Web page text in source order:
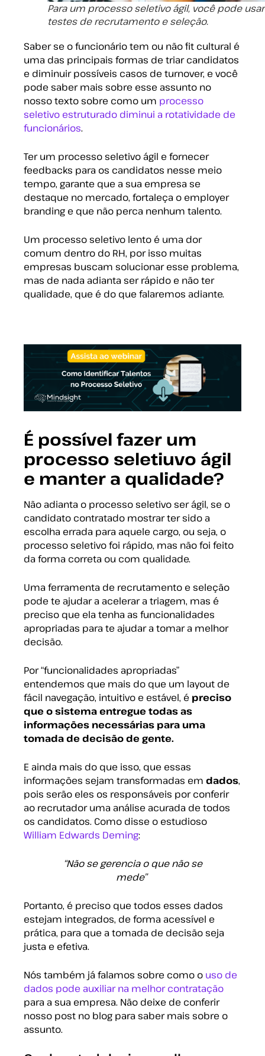
Para um processo seletivo ágil, você pode usar
testes de recrutamento e seleção.
Saber se o funcionário tem ou não fit cultural é
uma das principais formas de triar candidatos
e diminuir possíveis casos de turnover, e você
pode saber mais sobre esse assunto no
nosso texto sobre como um processo
seletivo estruturado diminui a rotatividade de
funcionários.
Ter um processo seletivo ágil e fornecer
feedbacks para os candidatos nesse meio
tempo, garante que a sua empresa se
destaque no mercado, fortaleça o employer
branding e que não perca nenhum talento.
Um processo seletivo lento é uma dor
comum dentro do RH, por isso muitas
empresas buscam solucionar esse problema,
mas de nada adianta ser rápido e não ter
qualidade, que é do que falaremos adiante.
É possível fazer um
processo seletiuvo ágil
e manter a qualidade?
Não adianta o processo seletivo ser ágil, se o
candidato contratado mostrar ter sido a
escolha errada para aquele cargo, ou seja, o
processo seletivo foi rápido, mas não foi feito
da forma correta ou com qualidade.
Uma ferramenta de recrutamento e seleção
pode te ajudar a acelerar a triagem, mas é
preciso que ela tenha as funcionalidades
apropriadas para te ajudar a tomar a melhor
decisão.
Por “funcionalidades apropriadas”
entendemos que mais do que um layout de
fácil navegação, intuitivo e estável, é preciso
que o sistema entregue todas as
informações necessárias para uma
tomada de decisão de gente.
E ainda mais do que isso, que essas
informações sejam transformadas em dados,
pois serão eles os responsáveis por conferir
ao recrutador uma análise acurada de todos
os candidatos. Como disse o estudioso
William Edwards Deming:
“Não se gerencia o que não se
mede”
Portanto, é preciso que todos esses dados
estejam integrados, de forma acessível e
prática, para que a tomada de decisão seja
justa e efetiva.
Nós também já falamos sobre como o uso de
dados pode auxiliar na melhor contratação
para a sua empresa. Não deixe de conferir
nosso post no blog para saber mais sobre o
assunto.